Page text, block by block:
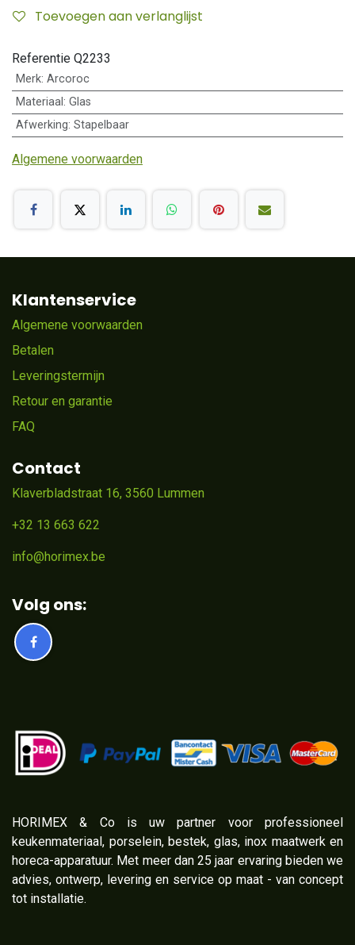
Toevoegen aan verlanglijst
Referentie Q2233
Merk: Arcoroc
Materiaal : Glas
Afwerking: Stapelbaar
Algemene voorwaarden
Klantenservice
Algemene voorwaarden
Betalen
Leveringstermijn
Retour en garantie
FAQ
Contact
Klaverbladstraat 16, 3560 Lummen
+32 13 663 622
info@horimex.be
Volg ons:
​HORIMEX & Co is uw partner voor professioneel
keukenmateriaal, porselein, bestek, glas, inox maatwerk en
horeca-apparatuur. Met meer dan 25 jaar ervaring bieden we
advies, ontwerp, levering en service op maat - van concept
tot installatie.